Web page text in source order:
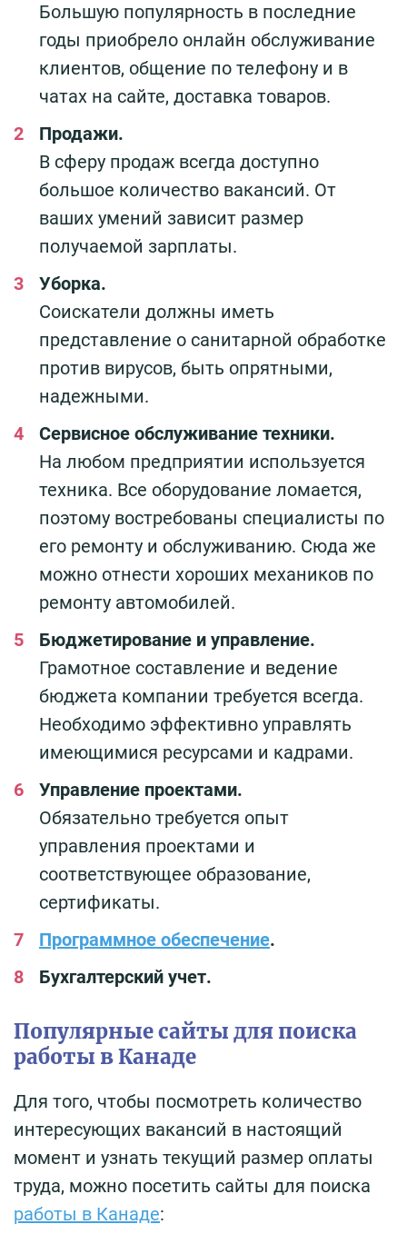
Большую популярность в последние
годы приобрело онлайн обслуживание
клиентов, общение по телефону и в
чатах на сайте, доставка товаров.
Продажи.
В сферу продаж всегда доступно
большое количество вакансий. От
ваших умений зависит размер
получаемой зарплаты.
Уборка.
Соискатели должны иметь
представление о санитарной обработке
против вирусов, быть опрятными,
надежными.
Сервисное обслуживание техники.
На любом предприятии используется
техника. Все оборудование ломается,
поэтому востребованы специалисты по
его ремонту и обслуживанию. Сюда же
можно отнести хороших механиков по
ремонту автомобилей.
Бюджетирование и управление.
Грамотное составление и ведение
бюджета компании требуется всегда.
Необходимо эффективно управлять
имеющимися ресурсами и кадрами.
Управление проектами.
Обязательно требуется опыт
управления проектами и
соответствующее образование,
сертификаты.
Программное обеспечение.
Бухгалтерский учет.
Популярные сайты для поиска
работы в Канаде
Для того, чтобы посмотреть количество
интересующих вакансий в настоящий
момент и узнать текущий размер оплаты
труда, можно посетить сайты для поиска
работы в Канаде: